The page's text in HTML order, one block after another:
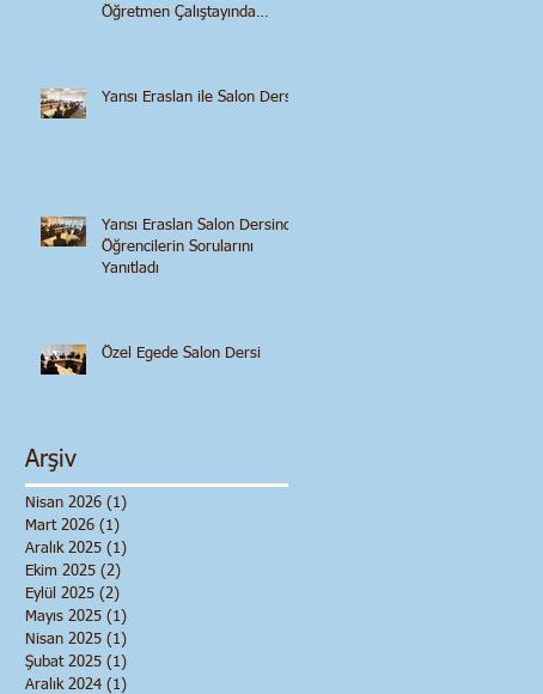
Öğretmen Çalıştayında
Yansı Eraslan ile Salon Dersi
Yansı Eraslan Salon Dersinde
Öğrencilerin Sorularını
Yanıtladı
Özel Egede Salon Dersi
Arşiv
Nisan 2026 (1)
Mart 2026 (1)
Aralık 2025 (1)
Ekim 2025 (2)
Eylül 2025 (2)
Mayıs 2025 (1)
Nisan 2025 (1)
Şubat 2025 (1)
Aralık 2024 (1)